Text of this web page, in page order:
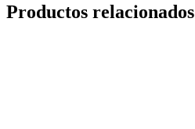
Productos relacionados